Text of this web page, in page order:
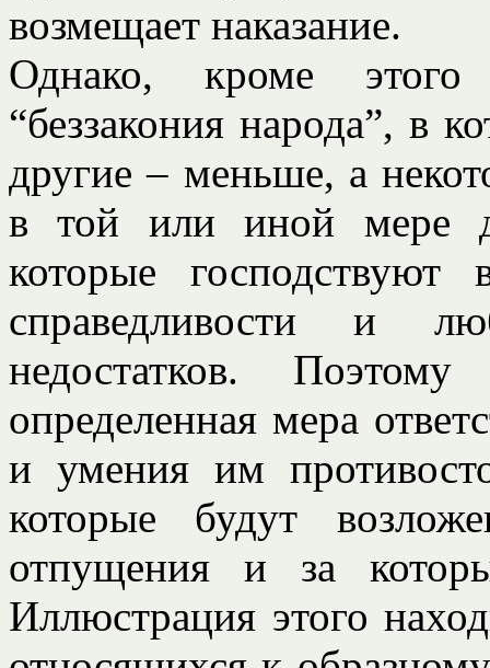
возмещает наказание.
Однако, кроме
“беззакония народа”, в
другие – меньше, а
в той или иной мере
которые
справедливости и
недостатков.
определенная мера
и умения им
которые будут
отпущения и за
Иллюстрация этого